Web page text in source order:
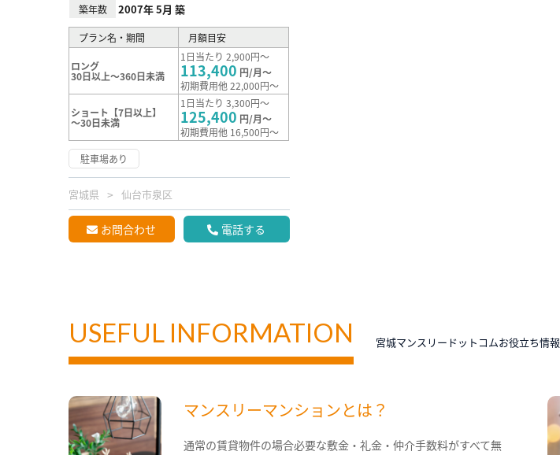
築年数 2007年 5月 築
プラン名・期間 月額目安
ロング
30日以上～360日未満
1日当たり 2,900円～
113,400 円/月～
初期費用他 22,000円～
ショート【7日以上】
～30日未満
1日当たり 3,300円～
125,400 円/月～
初期費用他 16,500円～
駐車場あり
宮城県 仙台市泉区
お問合わせ 電話する
USEFUL INFORMATION 宮城マンスリードットコムお役立ち情報
マンスリーマンションとは？
通常の賃貸物件の場合必要な敷金・礼金・仲介手数料がすべて無